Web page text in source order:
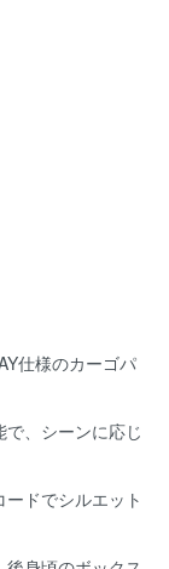
仕様のカーゴパ
、シーンに応じ
ドでシルエット